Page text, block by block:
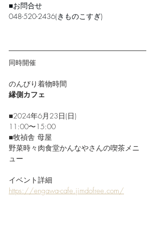
■お問合せ
048-520-2436(きものこすぎ)
同時開催
のんびり着物時間
縁側カフェ
■2024年6月23日(日)
11:00〜15:00
■牧禎舎 母屋
野菜時々肉食堂かんなやさんの喫茶メニ
ュー
イベント詳細
https://engawa-cafe.jimdofree.com/